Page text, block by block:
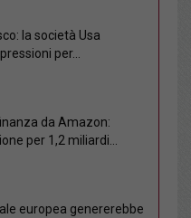
la società Usa
per...
da Amazon:
per 1,2 miliardi...
europea genererebbe